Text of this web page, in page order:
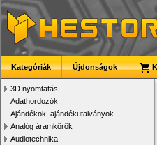
Kategóriák Újdonságok
3D nyomtatás
Adathordozók
Ajándékok, ajándékutalványok
Analóg áramkörök
Audiotechnika